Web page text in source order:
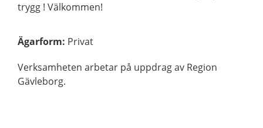
trygg ! Välkommen!
Ägarform: Privat
Verksamheten arbetar på uppdrag av Region
Gävleborg.